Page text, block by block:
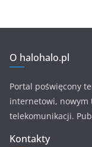
O halohalo.pl
Portal poświęcony
internetowi, nowym
telekomunikacji.
Kontakty